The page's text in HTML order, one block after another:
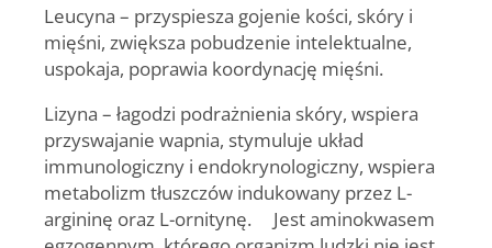
Leucyna – przyspiesza gojenie kości, skóry i
mięśni, zwiększa pobudzenie intelektualne,
uspokaja, poprawia koordynację mięśni.
Lizyna – łagodzi podrażnienia skóry, wspiera
przyswajanie wapnia, stymuluje układ
immunologiczny i endokrynologiczny, wspiera
metabolizm tłuszczów indukowany przez L-
argininę oraz L-ornitynę. Jest aminokwasem